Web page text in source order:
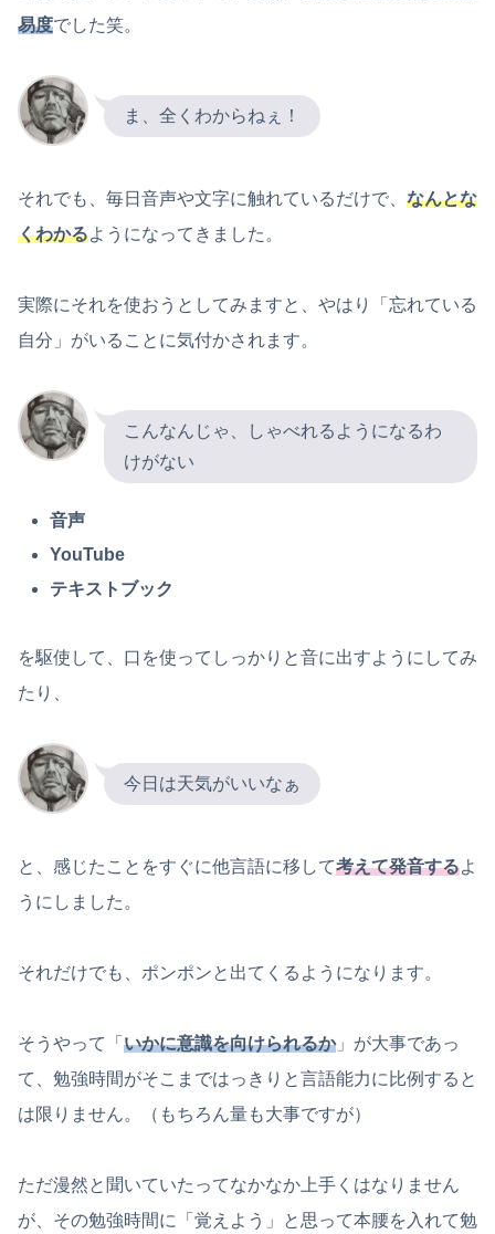
易度でした笑。
ま、全くわからねぇ！
それでも、毎日音声や文字に触れているだけで、 なんとな
くわかるようになってきました。
実際にそれを使おうとしてみますと、やはり「忘れている
自分」がいることに気付かされます。
こんなんじゃ、しゃべれるようになるわ
けがない
音声
YouTube
テキストブック
を駆使して、口を使ってしっかりと音に出すようにしてみ
たり、
今日は天気がいいなぁ
と、感じたことをすぐに他言語に移して考えて発音するよ
うにしました。
それだけでも、ポンポンと出てくるようになります。
そうやって「 いかに意識を向けられるか」が大事であっ
て、勉強時間がそこまではっきりと言語能力に比例すると
は限りません。（もちろん量も大事ですが）
ただ漫然と聞いていたってなかなか上手くはなりません
が、その勉強時間に「覚えよう」と思って本腰を入れて勉